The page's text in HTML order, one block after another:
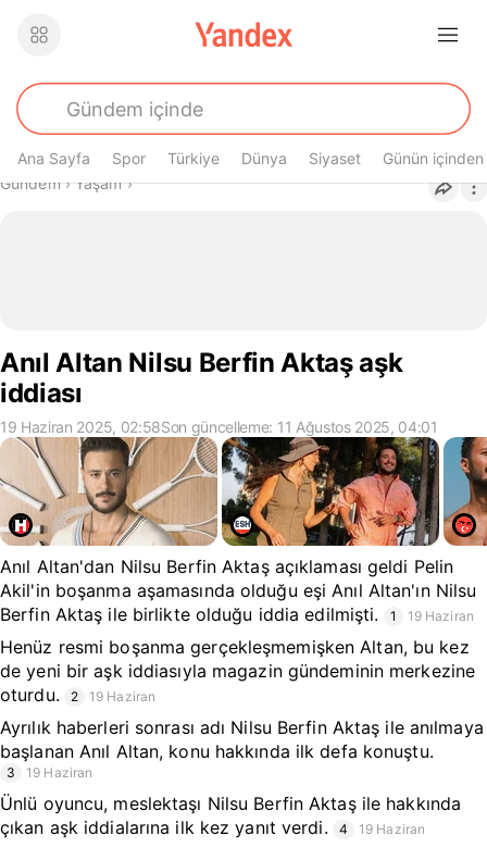
Ana Sayfa Spor Türkiye Dünya Siyaset Günün içinden
Buradasın
Gündem› Yaşam›
Anıl Altan Nilsu Berfin Aktaş aşk
iddiası
19 Haziran 2025, 02:58Son güncelleme: 11 Ağustos 2025, 04:01
Anıl Altan'dan Nilsu Berfin Aktaş açıklaması geldi Pelin
Akil'in boşanma aşamasında olduğu eşi Anıl Altan'ın Nilsu
Berfin Aktaş ile birlikte olduğu iddia edilmişti.
1 19 Haziran
Henüz resmi boşanma gerçekleşmemişken Altan, bu kez
de yeni bir aşk iddiasıyla magazin gündeminin merkezine
oturdu.
2 19 Haziran
Ayrılık haberleri sonrası adı Nilsu Berfin Aktaş ile anılmaya
başlanan Anıl Altan, konu hakkında ilk defa konuştu.
3 19 Haziran
Ünlü oyuncu, meslektaşı Nilsu Berfin Aktaş ile hakkında
çıkan aşk iddialarına ilk kez yanıt verdi.
4 19 Haziran